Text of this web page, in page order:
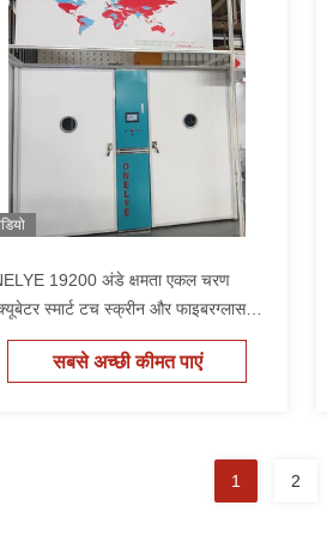
19200 अंडे क्षमता एकल चरण
स्मार्ट टच स्क्रीन और फाइबरग्लास
के साथ
सबसे अच्छी कीमत पाएं
1 2